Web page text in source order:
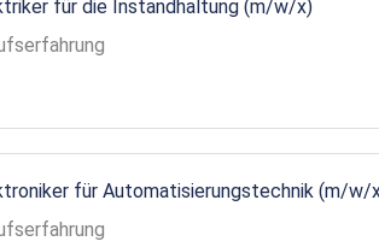
für die Instandhaltung (m/w/x)
für Automatisierungstechnik (m/w/